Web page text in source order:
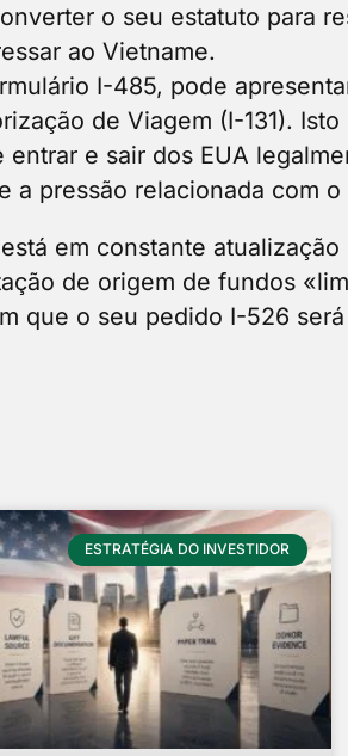
o seu estatuto para
ao Vietname.
I-485, pode
de Viagem (I-131).
e sair dos EUA
a pressão relacionada com
em constante
de origem de fundos
que o seu pedido I-526
ESTRATÉGIA DO INVESTIDOR